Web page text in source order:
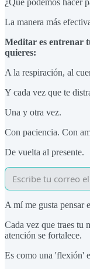
La manera más
Meditar es entrenar
quieres:
A la respiración, al
Y cada vez que te
Una y otra vez.
Con paciencia. Con
De vuelta al presente.
A mí me gusta pensar
Cada vez que traes tu
atención se fortalece.
Es como una 'flexión'